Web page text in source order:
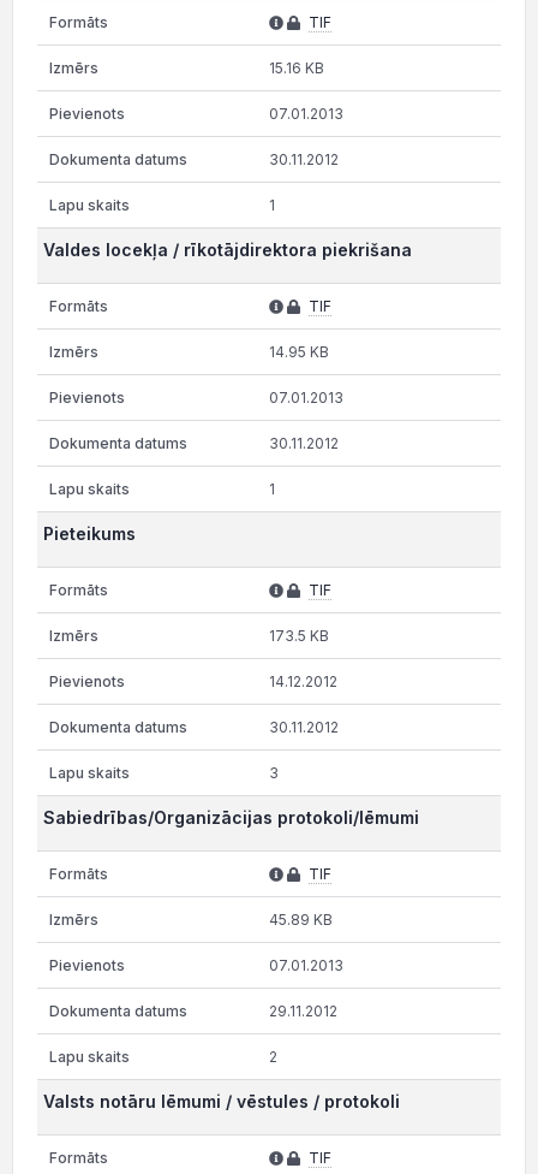
TIF
15.16 KB
07.01.2013
30.11.2012
1
Valdes locekļa / rīkotājdirektora piekrišana
TIF
14.95 KB
07.01.2013
30.11.2012
1
Pieteikums
TIF
173.5 KB
14.12.2012
30.11.2012
3
Sabiedrības/Organizācijas protokoli/lēmumi
TIF
45.89 KB
07.01.2013
29.11.2012
2
Valsts notāru lēmumi / vēstules / protokoli
TIF